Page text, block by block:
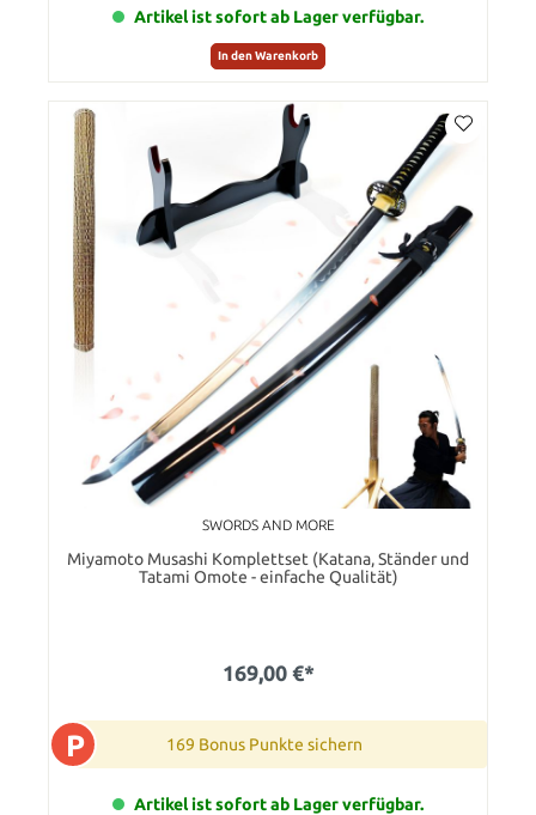
Artikel ist sofort ab Lager verfügbar.
In den Warenkorb
SWORDS AND MORE
Miyamoto Musashi Komplettset (Katana, Ständer und
Tatami Omote - einfache Qualität)
169,00 €*
P 169 Bonus Punkte sichern
Artikel ist sofort ab Lager verfügbar.